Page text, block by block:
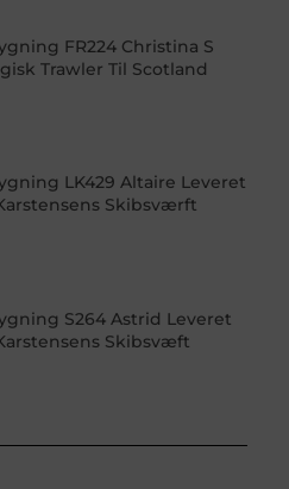
FR224 Christina S
Trawler Til Scotland
LK429 Altaire Leveret
Skibsværft
S264 Astrid Leveret
Skibsvæft